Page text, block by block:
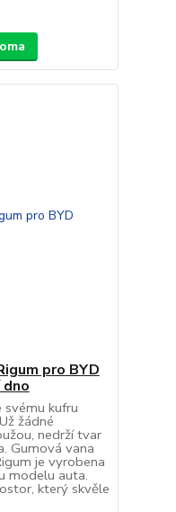
pro BYD
svému kufru
žádné
nedrží tvar
Gumová vana
je vyrobena
modelu auta.
který skvěle